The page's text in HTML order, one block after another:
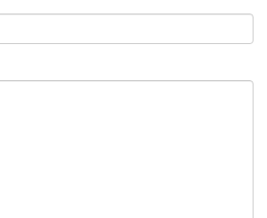
situação de vulnerabilidade.
informativos e orienta o